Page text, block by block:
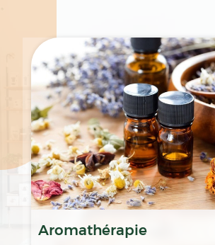
Aromathérapie